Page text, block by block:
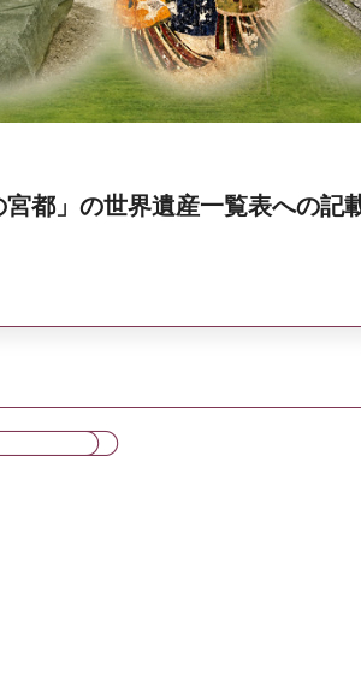
宮都」の世界遺産一覧表への記